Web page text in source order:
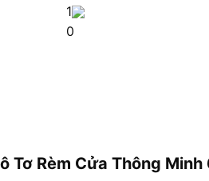
1
0
Tơ Rèm Cửa Thông